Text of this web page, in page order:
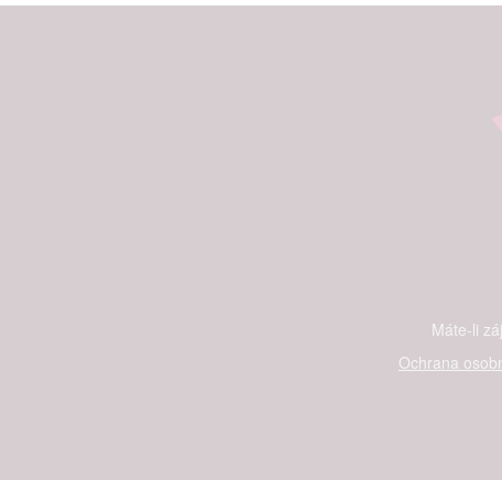
Máte-li
Ochrana